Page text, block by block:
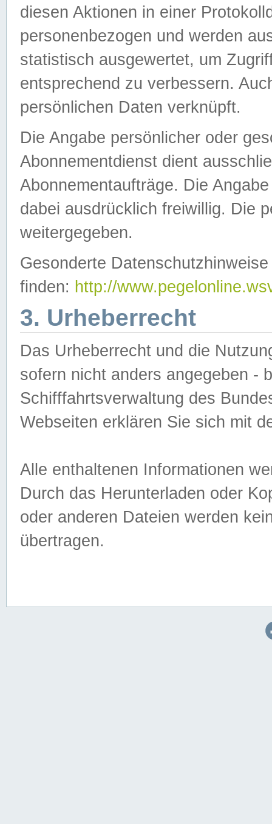
diesen Aktionen in einer
personenbezogen und werden
statistisch ausgewertet, um
entsprechend zu verbessern.
persönlichen Daten verknüpft.
Die Angabe persönlicher oder
Abonnementdienst dient
Abonnementaufträge. Die
dabei ausdrücklich freiwillig. Die
weitergegeben.
Gesonderte
finden: http://
3. Urheberrecht
Das Urheberrecht und die
sofern nicht anders angegeben -
Schifffahrtsverwaltung des
Webseiten erklären Sie sich mit
Alle enthaltenen Informationen
Durch das Herunterladen oder
oder anderen Dateien werden
übertragen.